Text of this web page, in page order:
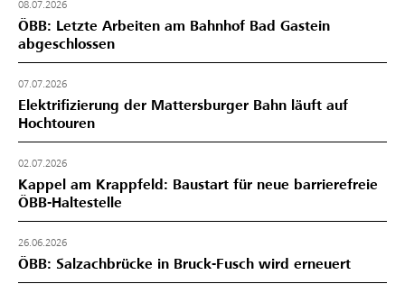
08.07.2026
ÖBB: Letzte Arbeiten am Bahnhof Bad Gastein
abgeschlossen
07.07.2026
Elektrifizierung der Mattersburger Bahn läuft auf
Hochtouren
02.07.2026
Kappel am Krappfeld: Baustart für neue barrierefreie
ÖBB-Haltestelle
26.06.2026
ÖBB: Salzachbrücke in Bruck-Fusch wird erneuert